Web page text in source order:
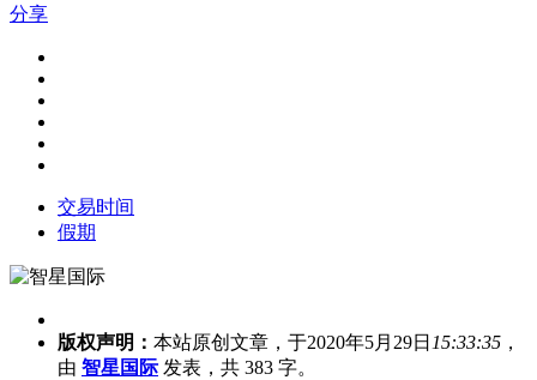
分享
交易时间
假期
版权声明： 本站原创文章，于2020年5月29日 15:33:35 ，
由 智星国际 发表，共 383 字。